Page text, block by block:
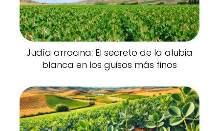
Judía arrocina: El secreto de la alubia
blanca en los guisos más finos